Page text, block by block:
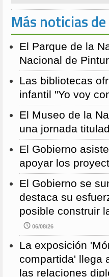
Más noticias
El Parque de la
Nacional de
Las bibliotecas
infantil "Yo voy
El Museo de la
una jornada
El Gobierno
apoyar los
El Gobierno se
destaca su
posible construir
06/08/26
La exposición
compartida' llega
las relaciones